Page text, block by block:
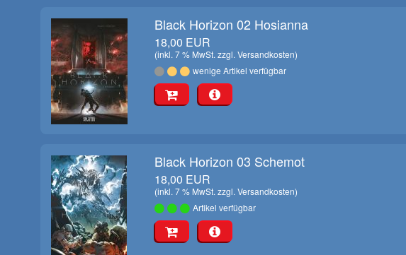
Black Horizon 02 Hosianna
18,00 EUR
(inkl. 7 % MwSt. zzgl. Versandkosten)
wenige Artikel verfügbar
Black Horizon 03 Schemot
18,00 EUR
(inkl. 7 % MwSt. zzgl. Versandkosten)
Artikel verfügbar